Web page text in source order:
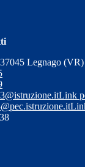
Legnago (VR)
Link